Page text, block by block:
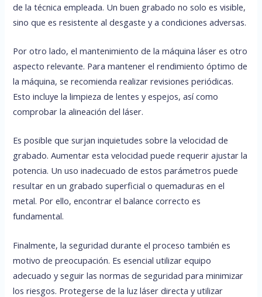
de la técnica empleada. Un buen grabado no solo es visible,
sino que es resistente al desgaste y a condiciones adversas.
Por otro lado, el mantenimiento de la máquina láser es otro
aspecto relevante. Para mantener el rendimiento óptimo de
la máquina, se recomienda realizar revisiones periódicas.
Esto incluye la limpieza de lentes y espejos, así como
comprobar la alineación del láser.
Es posible que surjan inquietudes sobre la velocidad de
grabado. Aumentar esta velocidad puede requerir ajustar la
potencia. Un uso inadecuado de estos parámetros puede
resultar en un grabado superficial o quemaduras en el
metal. Por ello, encontrar el balance correcto es
fundamental.
Finalmente, la seguridad durante el proceso también es
motivo de preocupación. Es esencial utilizar equipo
adecuado y seguir las normas de seguridad para minimizar
los riesgos. Protegerse de la luz láser directa y utilizar